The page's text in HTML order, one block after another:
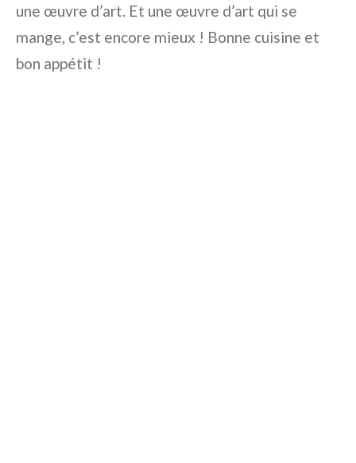
une œuvre d’art. Et une œuvre d’art qui se
mange, c’est encore mieux ! Bonne cuisine et
bon appétit !